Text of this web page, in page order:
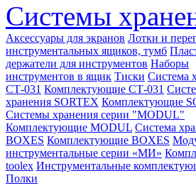
Системы
Аксессуары для экранов Лотки и
инструментальных ящиков, тумб
держатели для инструментов Наборы
инструментов в ящик Тиски Система
СТ-031 Комплектующие СТ-031
хранения SORTEX Комплектующие
Системы хранения серии "MODUL"
Комплектующие MODUL Система
BOXES Комплектующие BOXES
инструментальные серии «МИ»
toolex Инструментальные
Полки